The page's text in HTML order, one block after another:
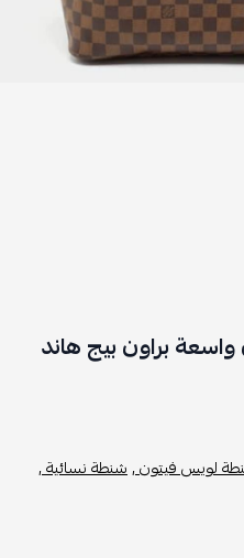
براون بيج هاند
لويس فيتون ,شنطة نسائية ,